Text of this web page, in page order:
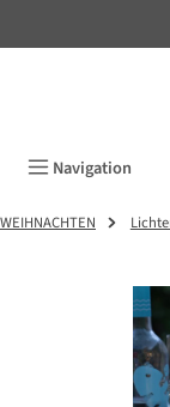
Navigation
WEIHNACHTEN
Bildergalerie